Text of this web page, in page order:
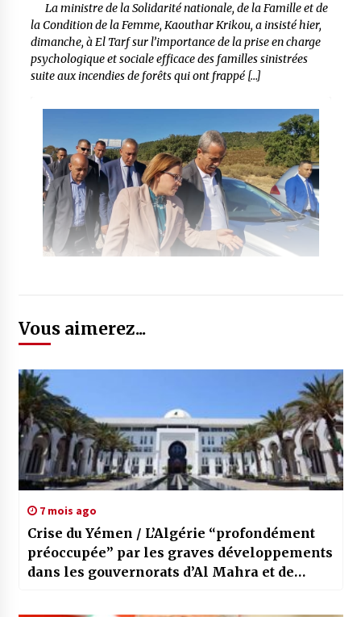
La ministre de la Solidarité nationale, de la Famille et de
la Condition de la Femme, Kaouthar Krikou, a insisté hier,
dimanche, à El Tarf sur l’importance de la prise en charge
psychologique et sociale efficace des familles sinistrées
suite aux incendies de forêts qui ont frappé […]
Vous aimerez...
7 mois ago
Crise du Yémen / L’Algérie “profondément
préoccupée” par les graves développements
dans les gouvernorats d’Al Mahra et de